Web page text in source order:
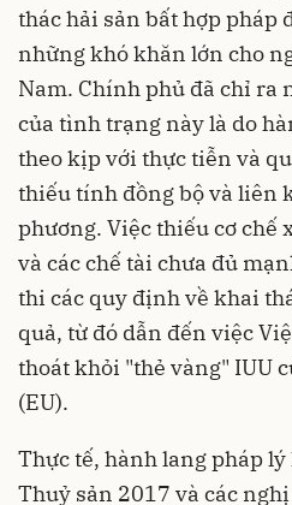
thác hải sản bất hợp pháp
những khó khăn lớn cho
Nam. Chính phủ đã chỉ ra
của tình trạng này là do
theo kịp với thực tiễn và
thiếu tính đồng bộ và liên
phương. Việc thiếu cơ chế
và các chế tài chưa đủ
thi các quy định về khai
quả, từ đó dẫn đến việc
thoát khỏi "thẻ vàng" IUU
(EU).
Thực tế, hành lang pháp
Thuỷ sản 2017 và các